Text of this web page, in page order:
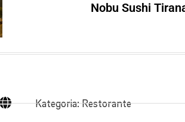
Nobu Sushi
Kategoria: Restorante